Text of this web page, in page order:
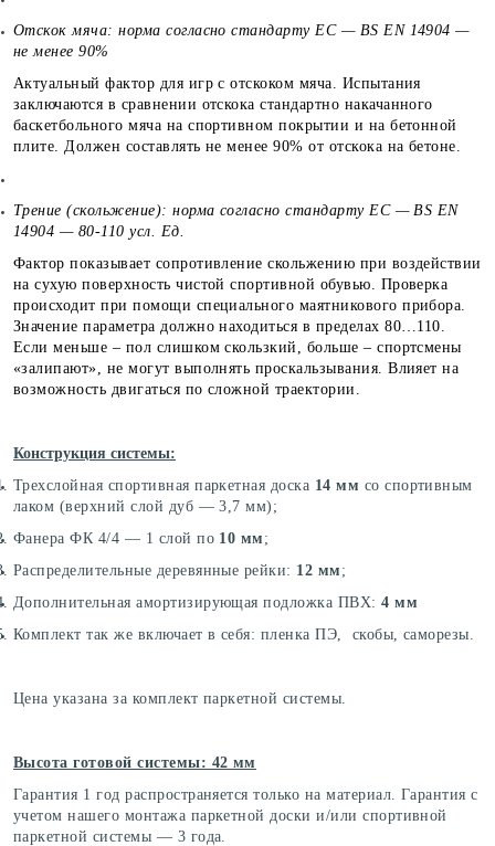
Отскок мяча: норма согласно стандарту ЕС — BS EN 14904 —
не менее 90%
Актуальный фактор для игр с отскоком мяча. Испытания
заключаются в сравнении отскока стандартно накачанного
баскетбольного мяча на спортивном покрытии и на бетонной
плите. Должен составлять не менее 90% от отскока на бетоне.
Трение (скольжение): норма согласно стандарту ЕС — BS EN
14904 — 80-110 усл. Ед.
Фактор показывает сопротивление скольжению при воздействии
на сухую поверхность чистой спортивной обувью. Проверка
происходит при помощи специального маятникового прибора.
Значение параметра должно находиться в пределах 80…110.
Если меньше – пол слишком скользкий, больше – спортсмены
«залипают», не могут выполнять проскальзывания. Влияет на
возможность двигаться по сложной траектории.
Конструкция системы:
Трехслойная спортивная паркетная доска 14 мм со спортивным
лаком (верхний слой дуб — 3,7 мм);
Фанера ФК 4/4 — 1 слой по 10 мм ;
Распределительные деревянные рейки: 12 мм ;
Дополнительная амортизирующая подложка ПВХ:4 мм
Комплект так же включает в себя: пленка ПЭ, скобы, саморезы.
Цена указана за комплект паркетной системы.
Высота готовой системы: 42 мм
Гарантия 1 год распространяется только на материал. Гарантия с
учетом нашего монтажа паркетной доски и/или спортивной
паркетной системы — 3 года.